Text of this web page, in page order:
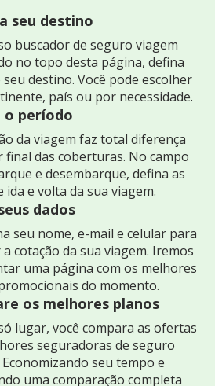
seu destino
buscador de seguro viagem
no topo desta página, defina
seu destino. Você pode escolher
país ou por necessidade.
o período
da viagem faz total diferença
final das coberturas. No campo
e desembarque, defina as
ida e volta da sua viagem.
dados
seu nome, e-mail e celular para
cotação da sua viagem. Iremos
uma página com os melhores
do momento.
os melhores planos
lugar, você compara as ofertas
seguradoras de seguro
seu tempo e
uma comparação completa